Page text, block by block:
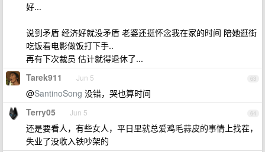
好...
说到矛盾 经济好就没矛盾 老婆还挺怀念我在家的时间 陪她逛街
吃饭看电影做饭打下手..
再有下次裁员 估计就得退休了...
63
Tarek911 Jun 5
@SantinoSong 没错，哭也算时间
64
Terry05 Jun 5
还是要看人，有些女人，平日里就总爱鸡毛蒜皮的事情上找茬，
失业了没收入铁吵架的